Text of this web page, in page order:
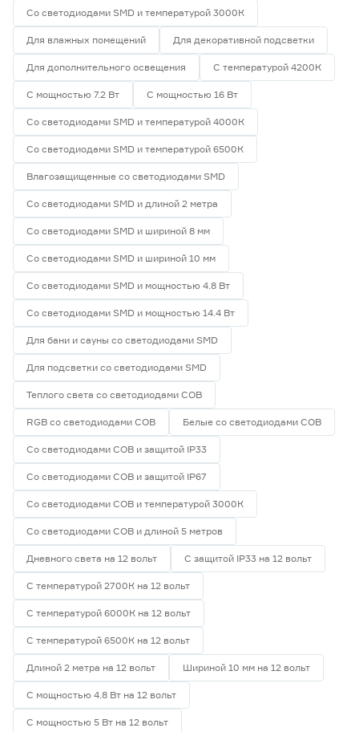
Со светодиодами SMD и температурой 3000К
Для влажных помещений Для декоративной подсветки
Для дополнительного освещения С температурой 4200К
С мощностью 7.2 Вт С мощностью 16 Вт
Со светодиодами SMD и температурой 4000К
Со светодиодами SMD и температурой 6500К
Влагозащищенные со светодиодами SMD
Со светодиодами SMD и длиной 2 метра
Со светодиодами SMD и шириной 8 мм
Со светодиодами SMD и шириной 10 мм
Со светодиодами SMD и мощностью 4.8 Вт
Со светодиодами SMD и мощностью 14.4 Вт
Для бани и сауны со светодиодами SMD
Для подсветки со светодиодами SMD
Теплого света со светодиодами СОВ
RGB со светодиодами СОВ Белые со светодиодами СОВ
Со светодиодами СОВ и защитой IP33
Со светодиодами СОВ и защитой IP67
Со светодиодами СОВ и температурой 3000К
Со светодиодами СОВ и длиной 5 метров
Дневного света на 12 вольт С защитой IP33 на 12 вольт
С температурой 2700К на 12 вольт
С температурой 6000К на 12 вольт
С температурой 6500К на 12 вольт
Длиной 2 метра на 12 вольт Шириной 10 мм на 12 вольт
С мощностью 4.8 Вт на 12 вольт
С мощностью 5 Вт на 12 вольт